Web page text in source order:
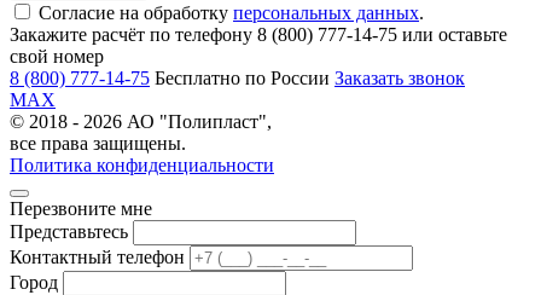
Согласие на обработку персональных данных.
Закажите расчёт по телефону 8 (800) 777-14-75 или оставьте
свой номер
8 (800) 777-14-75 Бесплатно по России Заказать звонок
MAX
© 2018 - 2026 АО "Полипласт",
все права защищены.
Политика конфиденциальности
Перезвоните мне
Представьтесь
Контактный телефон
Город